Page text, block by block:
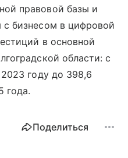
правовой базы и
с бизнесом в цифровой
в основной
области: с
году до 398,6
года.
Поделиться